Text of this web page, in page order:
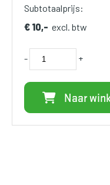
Subtotaalprijs:
€ 10,- excl. btw
- +
Naar